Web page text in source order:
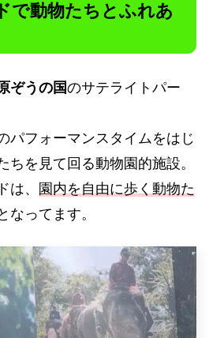
で動物たちとふれあ
ぞうの国のサテライトパー
パフォーマンスタイムをはじ
ちを見て回る動物園的施設。
は、
園内を自由に歩く動物た
なってます。